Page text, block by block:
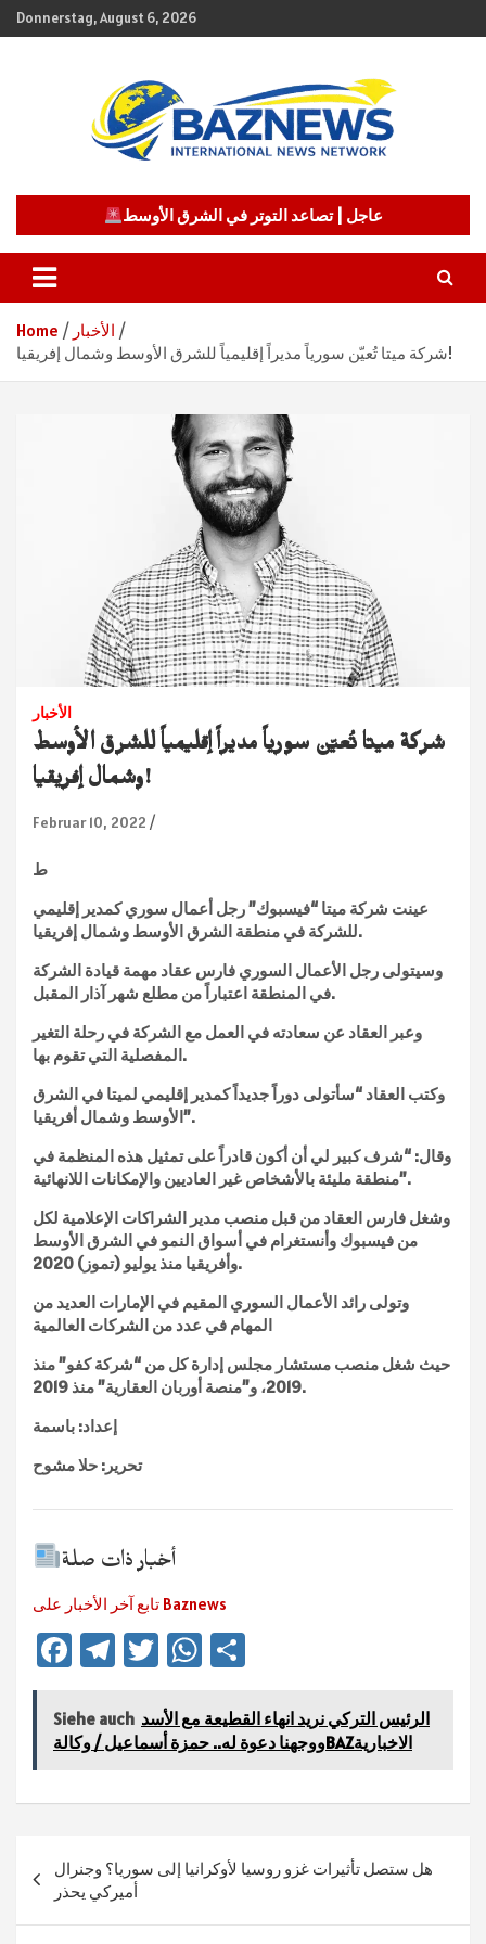
Skip
to
Donnerstag, August 6, 2026
BAZNEWS
عاجل | تصاعد التوتر في الشرق الأوسط
Home
الأخبار
شركة ميتا تُعيّن سورياً مديراً إقليمياً للشرق الأوسط وشمال إفريقيا!
الأخبار
شركة ميتا تُعيّن سورياً مديراً إقليمياً للشرق الأوسط
وشمال إفريقيا!
Februar 10, 2022
ط
عينت شركة ميتا “فيسبوك” رجل أعمال سوري كمدير إقليمي
للشركة في منطقة الشرق الأوسط وشمال إفريقيا.
وسيتولى رجل الأعمال السوري فارس عقاد مهمة قيادة الشركة
في المنطقة اعتباراً من مطلع شهر آذار المقبل.
وعبر العقاد عن سعادته في العمل مع الشركة في رحلة التغير
المفصلية التي تقوم بها.
وكتب العقاد “سأتولى دوراً جديداً كمدير إقليمي لميتا في الشرق
الأوسط وشمال أفريقيا”.
وقال: “شرف كبير لي أن أكون قادراً على تمثيل هذه المنظمة في
منطقة مليئة بالأشخاص غير العاديين والإمكانات اللانهائية”.
وشغل فارس العقاد من قبل منصب مدير الشراكات الإعلامية لكل
من فيسبوك وأنستغرام في أسواق النمو في الشرق الأوسط
وأفريقيا منذ يوليو (تموز) 2020.
وتولى رائد الأعمال السوري المقيم في الإمارات العديد من
حيث شغل منصب مستشار مجلس إدارة كل من “شركة كفو” منذ
2019، و”منصة أوربان العقارية” منذ 2019.
تحرير: حلا مشوح
أخبار ذات صلة
تابع آخر الأخبار على Baznews
Fa
b
o
Te
gr
a
T
tt
er
W
at
sA
n
Siehe auch الرئيس التركي نريد انهاء القطيعة مع الأسد
ووجهنا دعوة له.. حمزة أسماعيل / وكالةBAZالاخبارية
هل ستصل تأثيرات غزو روسيا لأوكرانيا إلى سوريا؟ وجنرال
أميركي يحذر